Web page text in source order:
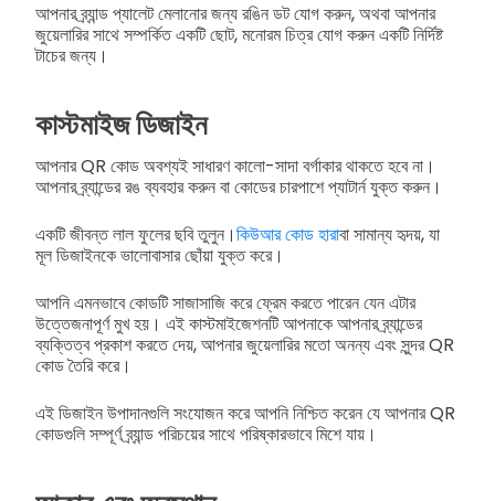
আপনার ব্র্যান্ড প্যালেট মেলানোর জন্য রঙিন ডট যোগ করুন, অথবা আপনার
জুয়েলারির সাথে সম্পর্কিত একটি ছোট, মনোরম চিত্র যোগ করুন একটি নির্দিষ্ট
টাচের জন্য।
কাস্টমাইজ ডিজাইন
আপনার QR কোড অবশ্যই সাধারণ কালো-সাদা বর্গাকার থাকতে হবে না।
আপনার ব্র্যান্ডের রঙ ব্যবহার করুন বা কোডের চারপাশে প্যাটার্ন যুক্ত করুন।
একটি জীবন্ত লাল ফুলের ছবি তুলুন।কিউআর কোড হারাবা সামান্য হৃদয়, যা
মূল ডিজাইনকে ভালোবাসার ছোঁয়া যুক্ত করে।
আপনি এমনভাবে কোডটি সাজাসাজি করে ফ্রেম করতে পারেন যেন এটার
উত্তেজনাপূর্ণ মুখ হয়। এই কাস্টমাইজেশনটি আপনাকে আপনার ব্র্যান্ডের
ব্যক্তিত্ব প্রকাশ করতে দেয়, আপনার জুয়েলারির মতো অনন্য এবং সুন্দর QR
কোড তৈরি করে।
এই ডিজাইন উপাদানগুলি সংযোজন করে আপনি নিশ্চিত করেন যে আপনার QR
কোডগুলি সম্পূর্ণ ব্র্যান্ড পরিচয়ের সাথে পরিষ্কারভাবে মিশে যায়।